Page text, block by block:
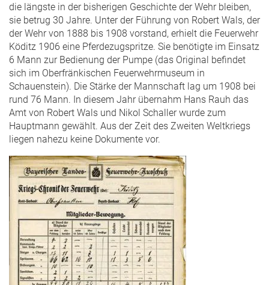
die längste in der bisherigen Geschichte der Wehr bleiben,
sie betrug 30 Jahre. Unter der Führung von Robert Wals, der
der Wehr von 1888 bis 1908 vorstand, erhielt die Feuerwehr
Köditz 1906 eine Pferdezugspritze. Sie benötigte im Einsatz
6 Mann zur Bedienung der Pumpe (das Original befindet
sich im Oberfränkischen Feuerwehrmuseum in
Schauenstein). Die Stärke der Mannschaft lag um 1908 bei
rund 76 Mann. In diesem Jahr übernahm Hans Rauh das
Amt von Robert Wals und Nikol Schaller wurde zum
Hauptmann gewählt. Aus der Zeit des Zweiten Weltkriegs
liegen nahezu keine Dokumente vor.